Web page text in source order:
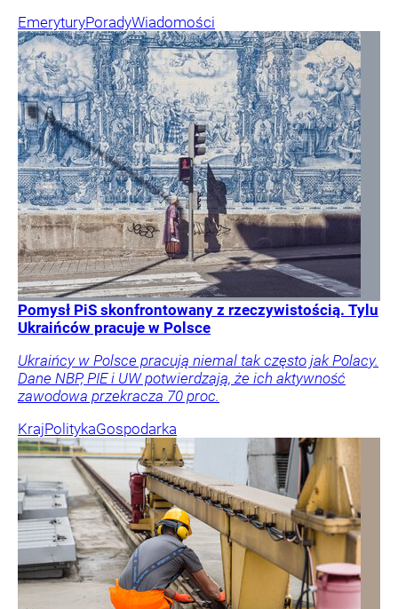
EmeryturyPoradyWiadomości
Pomysł PiS skonfrontowany z rzeczywistością. Tylu
Ukraińców pracuje w Polsce
Ukraińcy w Polsce pracują niemal tak często jak Polacy.
Dane NBP, PIE i UW potwierdzają, że ich aktywność
zawodowa przekracza 70 proc.
KrajPolitykaGospodarka